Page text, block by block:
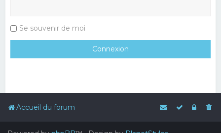
Se souvenir de moi
Accueil du forum